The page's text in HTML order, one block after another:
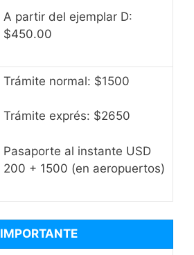
A partir del ejemplar D:
$450.00
Trámite normal: $1500
Trámite exprés: $2650
Pasaporte al instante USD
200 + 1500 (en aeropuertos)
IMPORTANTE